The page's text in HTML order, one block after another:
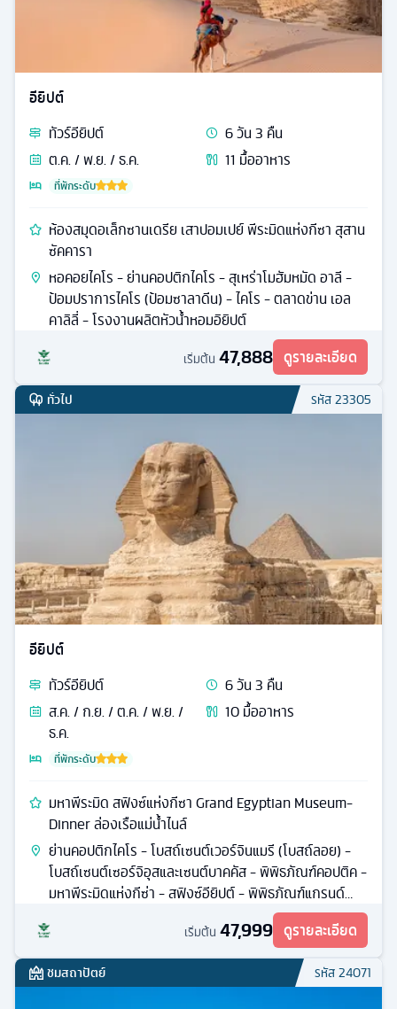
อียิปต์
ทัวร์อียิปต์ 6วัน3 คืน
ต.ค. / พ.ย. / ธ.ค.
11 มื้ออาหาร
ที่พักระดับ
ห้องสมุดอเล็กซานเดรีย เสาปอมเปย์ พีระมิดแห่งกีซา สุสาน
ซัคคารา
หอคอยไคโร - ย่านคอปติกไคโร - สุเหร่าโมฮัมหมัด อาลี -
ป้อมปราการไคโร (ป้อมซาลาดีน) - ไคโร - ตลาดข่าน เอล
คาลิลี่ - โรงงานผลิตหัวน้ำหอมอิยิปต์
เริ่มต้น 47,888 ดูรายละเอียด
ทั่วไป รหัส23305
อียิปต์
ทัวร์อียิปต์ 6วัน3 คืน
ส.ค. / ก.ย. / ต.ค. / พ.ย. /
ธ.ค.
10มื้ออาหาร
ที่พักระดับ
มหาพีระมิด สฟิงซ์แห่งกีซา Grand Egyptian Museum-
Dinner ล่องเรือแม่น้ำไนล์
ย่านคอปติกไคโร - โบสถ์เซนต์เวอร์จินแมรี (โบสถ์ลอย) -
โบสถ์เซนต์เซอร์จิอุสและเซนต์บาคคัส - พิพิธภัณฑ์คอปติค -
มหาพีระมิดแห่งกีซ่า - สฟิงซ์อียิปต์ - พิพิธภัณฑ์แกรนด์
เริ่มต้น 47,999 ดูรายละเอียด
ชมสถาปัตย์ รหัส24071